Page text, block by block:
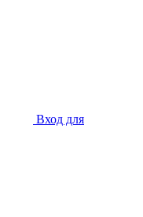
Вход для